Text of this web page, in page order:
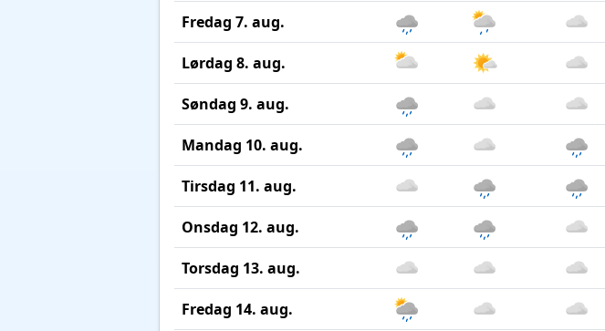
Fredag 7. aug.
Lørdag 8. aug.
Søndag 9. aug.
Mandag 10. aug.
Tirsdag 11. aug.
Onsdag 12. aug.
Torsdag 13. aug.
Fredag 14. aug.